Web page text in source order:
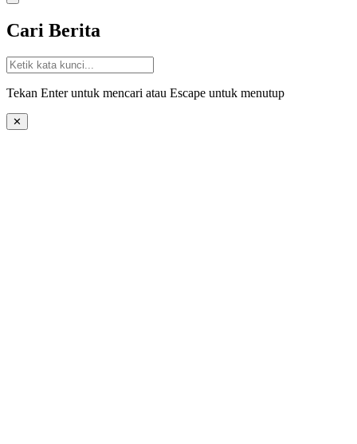
Cari Berita
Tekan Enter untuk mencari atau Escape untuk menutup
✕